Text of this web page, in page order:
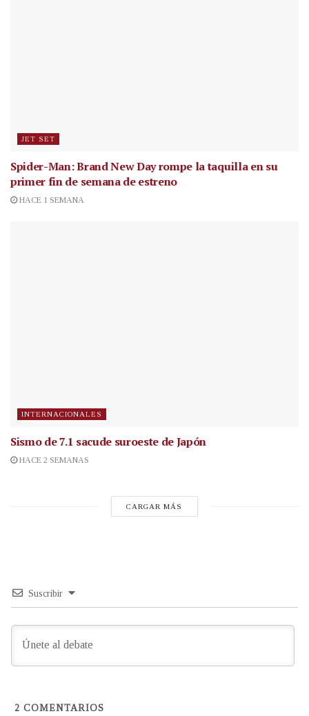
JET SET
Spider-Man: Brand New Day rompe la taquilla en su
primer fin de semana de estreno
HACE 1 SEMANA
INTERNACIONALES
Sismo de 7.1 sacude suroeste de Japón
HACE 2 SEMANAS
CARGAR MÁS
Suscribir
2 COMENTARIOS